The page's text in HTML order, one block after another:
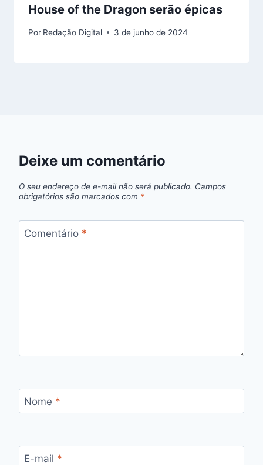
House of the Dragon serão épicas
Por Redação Digital 3 de junho de 2024
Deixe um comentário
O seu endereço de e-mail não será publicado. Campos
obrigatórios são marcados com *
Comentário *
Nome *
E-mail *